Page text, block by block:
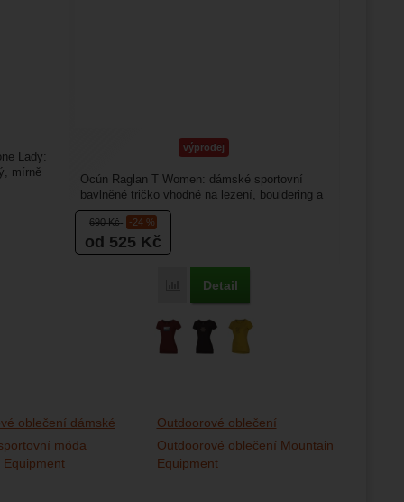
Lady:
mírně
výprodej
690Kč -24 %
od 525 Kč
Porovnat
Detail
Ocún Raglan T Women: dámské sportovní
bavlněné tričko vhodné na lezení, bouldering a
jiné sportovní aktivity....
oblečení dámské
móda
Outdoorové oblečení
Outdoorové oblečení Mountain
Equipment